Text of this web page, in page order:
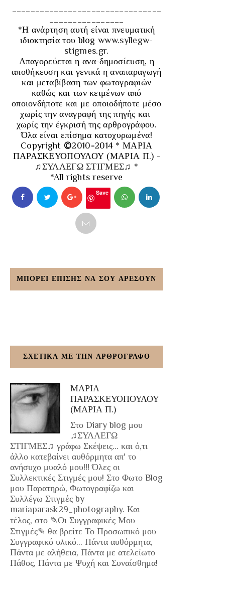
*Η ανάρτηση αυτή είναι πνευματική
ιδιοκτησία του blogwww.syllegw-
stigmes.gr.
Απαγορεύεται η ανα-δημοσίευση, η
αποθήκευση και γενικά η αναπαραγωγή
και μεταβίβαση των φωτογραφιών
καθώς και των κειμένων από
οποιονδήποτε και με οποιοδήποτε μέσο
χωρίς την αναγραφή της πηγής και
χωρίς την έγκρισή της αρθρογράφου.
Όλα είναι επίσημα κατοχυρωμένα!
Copyright ©2010-2014 * ΜΑΡΙΑ
ΠΑΡΑΣΚΕΥΟΠΟΥΛΟΥ (ΜΑΡΙΑ Π.) -
♫ΣΥΛΛΕΓΩ ΣΤΙΓΜΕΣ♫ *
*All rights reserve
Save
ΜΠΟΡΕΙ ΕΠΙΣΗΣ ΝΑ ΣΟΥ ΑΡΕΣΟΥΝ
ΣΧΕΤΙΚΑ ΜΕ ΤΗΝ ΑΡΘΡΟΓΡΑΦΟ
ΜΑΡΙΑ
ΠΑΡΑΣΚΕΥΟΠΟΥΛΟΥ
(ΜΑΡΙΑ Π.)
Στο Diary blog μου
♫ΣΥΛΛΕΓΩ
ΣΤΙΓΜΕΣ♫ γράφω Σκέψεις... και ό,τι
άλλο κατεβαίνει αυθόρμητα απ' το
ανήσυχο μυαλό μου!!! Όλες οι
Συλλεκτικές Στιγμές μου! Στο Φωτο Blog
μου Παρατηρώ, Φωτογραφίζω και
Συλλέγω Στιγμές by
mariaparask29_photography. Και
τέλος, στο ✎Οι Συγγραφικές Μου
Στιγμές✎ θα βρείτε Το Προσωπικό μου
Συγγραφικό υλικό... Πάντα αυθόρμητα,
Πάντα με αλήθεια, Πάντα με ατελείωτο
Πάθος, Πάντα με Ψυχή και Συναίσθημα!